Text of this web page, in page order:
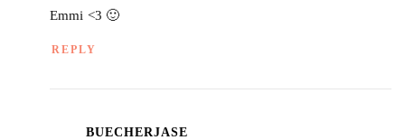
Emmi <3 🙂
REPLY
BUECHERJASE